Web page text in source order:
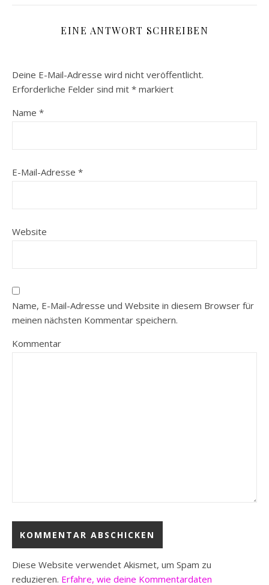
EINE ANTWORT SCHREIBEN
Deine E-Mail-Adresse wird nicht veröffentlicht.
Erforderliche Felder sind mit * markiert
Name *
E-Mail-Adresse *
Website
Name, E-Mail-Adresse und Website in diesem Browser für
meinen nächsten Kommentar speichern.
Kommentar
Diese Website verwendet Akismet, um Spam zu
reduzieren. Erfahre, wie deine Kommentardaten